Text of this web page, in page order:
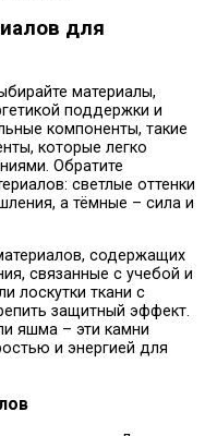
для
материалы,
поддержки и
компоненты, такие
которые легко
Обратите
светлые оттенки
а тёмные – сила и
содержащих
связанные с учебой и
лоскутки ткани с
защитный эффект.
яшма – эти камни
и энергией для